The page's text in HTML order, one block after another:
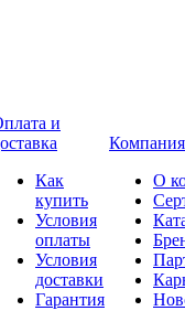
и
Как
купить
Условия
оплаты
Условия
доставки
Гарантия
Компания
О